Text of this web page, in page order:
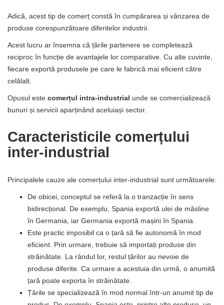
Adică, acest tip de comerț constă în cumpărarea și vânzarea de
produse corespunzătoare diferitelor industrii.
Acest lucru ar însemna că țările partenere se completează
reciproc în funcție de avantajele lor comparative. Cu alte cuvinte,
fiecare exportă produsele pe care le fabrică mai eficient către
celălalt.
Opusul este comerțul intra-industrial unde se comercializează
bunuri și servicii aparținând aceluiași sector.
Caracteristicile comerțului
inter-industrial
Principalele cauze ale comerțului inter-industrial sunt următoarele:
De obicei, conceptul se referă la o tranzacție în sens
bidirecțional. De exemplu, Spania exportă ulei de măsline
în Germania, iar Germania exportă mașini în Spania.
Este practic imposibil ca o țară să fie autonomă în mod
eficient. Prin urmare, trebuie să importați produse din
străinătate. La rândul lor, restul țărilor au nevoie de
produse diferite. Ca urmare a acestuia din urmă, o anumită
țară poate exporta în străinătate.
Țările se specializează în mod normal într-un anumit tip de